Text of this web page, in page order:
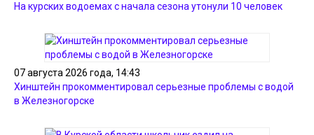
На курских водоемах с начала сезона утонули 10 человек
07 августа 2026 года, 14:43
Хинштейн прокомментировал серьезные проблемы с водой
в Железногорске